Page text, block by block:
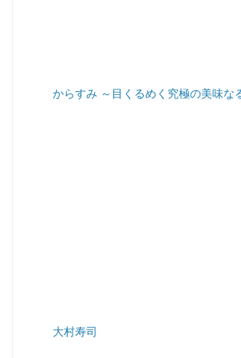
からすみ ～目くるめく究極の美味な
大村寿司